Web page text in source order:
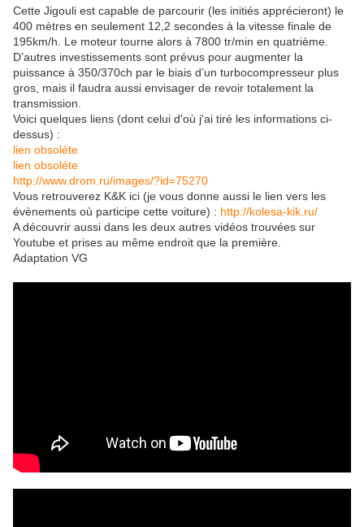
Cette Jigouli est capable de parcourir (les initiés apprécieront) le
400 mètres en seulement 12,2 secondes à la vitesse finale de
195km/h. Le moteur tourne alors à 7800 tr/min en quatrième.
D’autres investissements sont prévus pour augmenter la
puissance à 350/370ch par le biais d’un turbocompresseur plus
gros, mais il faudra aussi envisager de revoir totalement la
transmission.
Voici quelques liens (dont celui d'où j'ai tiré les informations ci-
dessus) :
lien obsolète
lien obsolète
http://www.drom.ru/images/?id=75270
Vous retrouverez K&K ici (je vous donne aussi le lien vers les
évènements où participe cette voiture) : http://kolesa-kik.ru/
A découvrir aussi dans les deux autres vidéos trouvées sur
Youtube et prises au même endroit que la première.
Adaptation VG